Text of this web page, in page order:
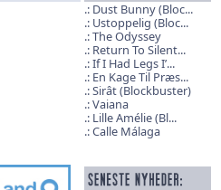
Dust Bunny (Bloc...
Ustoppelig (Bloc...
The Odyssey
Return To Silent...
If I Had Legs I’...
En Kage Til Præs...
Sirât (Blockbuster)
Vaiana
Lille Amélie (Bl...
Calle Málaga